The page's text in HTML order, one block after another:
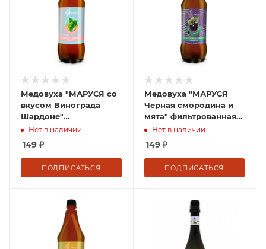
Медовуха "МАРУСЯ со
вкусом Винограда
Шардоне"
фильтрованная
ПЭТ 5,5% Россия
Нет в наличии
149 ₽
ПОДПИСАТЬСЯ
Медовуха "МАРУСЯ
Черная смородина и
мята" фильтрованная
пастеризованная 1 л
Нет в наличии
149₽
ПОДПИСАТЬСЯ